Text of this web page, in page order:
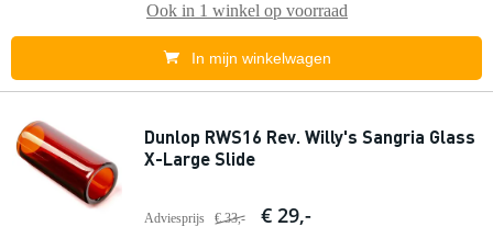
Ook in 1 winkel op voorraad
In mijn winkelwagen
Dunlop RWS16 Rev. Willy's Sangria Glass
X-Large Slide
Adviesprijs € 33,- € 29,-